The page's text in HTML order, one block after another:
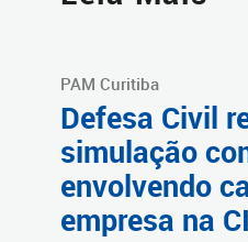
PAM Curitiba
Defesa Civil
simulação
envolvendo
empresa na